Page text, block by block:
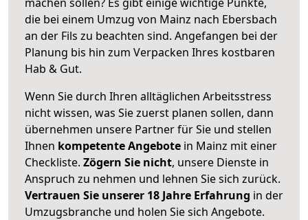
die bei einem Umzug von Mainz nach Ebersbach
an der Fils zu beachten sind. Angefangen bei der
Planung bis hin zum Verpacken Ihres kostbaren
Hab & Gut.
Wenn Sie durch Ihren alltäglichen Arbeitsstress
nicht wissen, was Sie zuerst planen sollen, dann
übernehmen unsere Partner für Sie und stellen
Ihnen kompetente Angebote in Mainz mit einer
Checkliste. Zögern Sie nicht, unsere Dienste in
Anspruch zu nehmen und lehnen Sie sich zurück.
Vertrauen Sie unserer 18 Jahre Erfahrung in der
Umzugsbranche und holen Sie sich Angebote.